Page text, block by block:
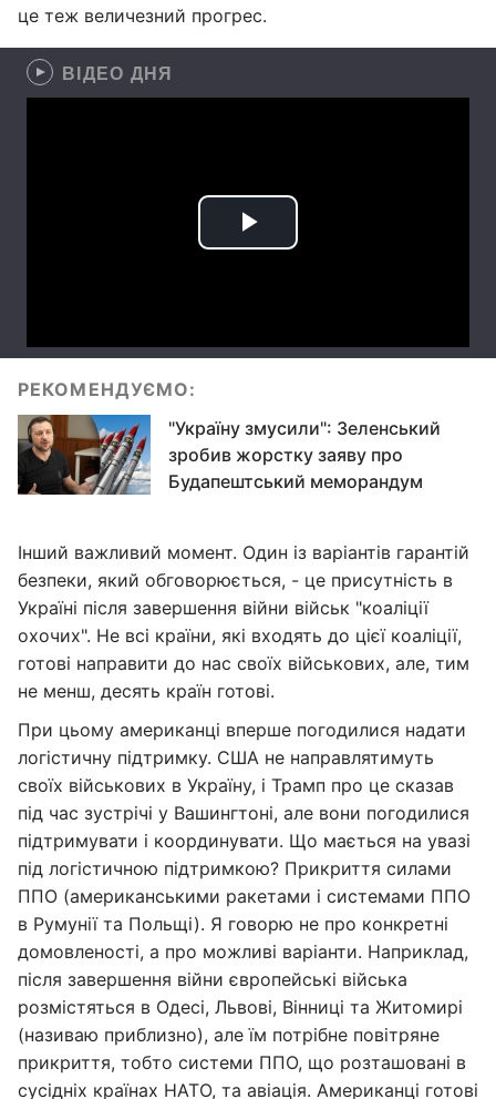
це теж величезний прогрес.
ВІДЕО ДНЯ
РЕКОМЕНДУЄМО:
"Україну змусили": Зеленський
зробив жорстку заяву про
Будапештський меморандум
Інший важливий момент. Один із варіантів гарантій
безпеки, який обговорюється, - це присутність в
Україні після завершення війни військ "коаліції
охочих". Не всі країни, які входять до цієї коаліції,
готові направити до нас своїх військових, але, тим
не менш, десять країн готові.
При цьому американці вперше погодилися надати
логістичну підтримку. США не направлятимуть
своїх військових в Україну, і Трамп про це сказав
під час зустрічі у Вашингтоні, але вони погодилися
підтримувати і координувати. Що мається на увазі
під логістичною підтримкою? Прикриття силами
ППО (американськими ракетами і системами ППО
в Румунії та Польщі). Я говорю не про конкретні
домовленості, а про можливі варіанти. Наприклад,
після завершення війни європейські війська
розмістяться в Одесі, Львові, Вінниці та Житомирі
(називаю приблизно), але їм потрібне повітряне
прикриття, тобто системи ППО, що розташовані в
сусідніх країнах НАТО, та авіація. Американці готові